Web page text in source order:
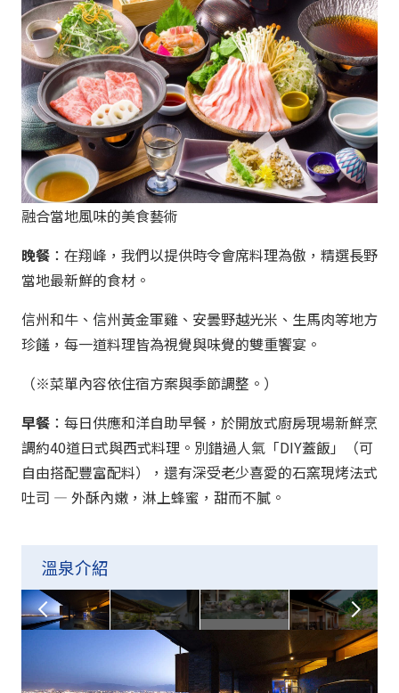
融合當地風味的美食藝術
晚餐 ：在翔峰，我們以提供時令會席料理為傲，精選長野
當地最新鮮的食材。
信州和牛、信州黃金軍雞、安曇野越光米、生馬肉等地方
珍饈，每一道料理皆為視覺與味覺的雙重饗宴。
（※菜單內容依住宿方案與季節調整。）
早餐 ：每日供應和洋自助早餐，於開放式廚房現場新鮮烹
調約40道日式與西式料理。別錯過人氣「DIY蓋飯」（可
自由搭配豐富配料），還有深受老少喜愛的石窯現烤法式
吐司 — 外酥內嫩，淋上蜂蜜，甜而不膩。
溫泉介紹